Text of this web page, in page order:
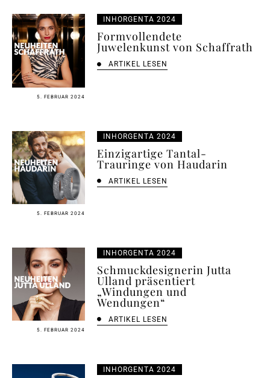
5. FEBRUAR 2024
INHORGENTA 2024
Formvollendete
Juwelenkunst von Schaffrath
ARTIKEL LESEN
5. FEBRUAR 2024
INHORGENTA 2024
Einzigartige Tantal-
Trauringe von Haudarin
ARTIKEL LESEN
5. FEBRUAR 2024
INHORGENTA 2024
Schmuckdesignerin Jutta
Ulland präsentiert
„Windungen und
Wendungen“
ARTIKEL LESEN
INHORGENTA 2024